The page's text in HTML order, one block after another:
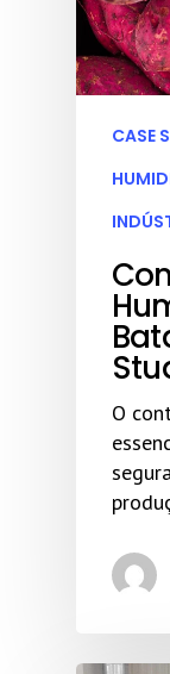
CASE
O